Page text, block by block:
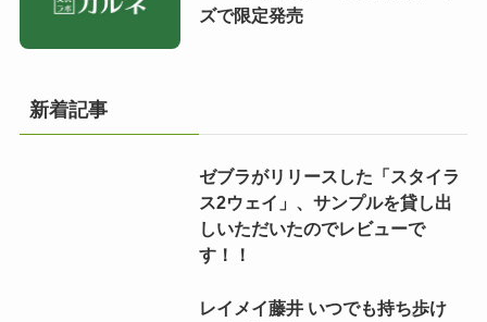
ズで限定発売
新着記事
ゼブラがリリースした「スタイラ
ス2ウェイ」、サンプルを貸し出
しいただいたのでレビューで
す！！
レイメイ藤井 いつでも持ち歩け